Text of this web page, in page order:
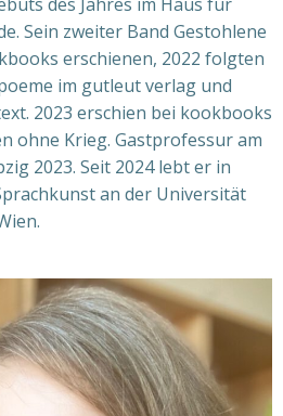
Sein zweiter Band Gestohlene
erschienen, 2022 folgten
im gutleut verlag und
2023 erschien bei kookbooks
ohne Krieg. Gastprofessur am
2023. Seit 2024 lebt er in
an der Universität